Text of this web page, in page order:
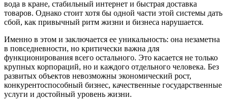
вода в кране, стабильный интернет и быстрая доставка
товаров. Однако стоит хотя бы одной части этой системы дать
сбой, как привычный ритм жизни и бизнеса нарушается.
Именно в этом и заключается ее уникальность: она незаметна
в повседневности, но критически важна для
функционирования всего остального. Это касается не только
крупных корпораций, но и каждого отдельного человека. Без
развитых объектов невозможны экономический рост,
конкурентоспособный бизнес, качественные государственные
услуги и достойный уровень жизни.